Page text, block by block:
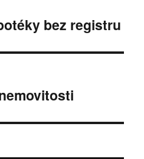
bez registru